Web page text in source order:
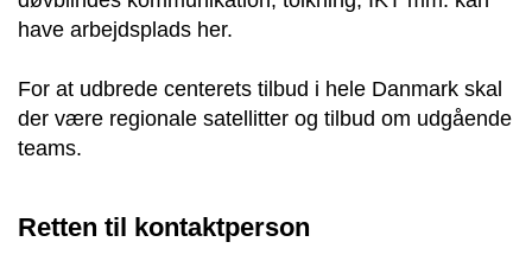
have arbejdsplads her.
For at udbrede centerets tilbud i hele Danmark skal
der være regionale satellitter og tilbud om udgående
teams.
Retten til kontaktperson